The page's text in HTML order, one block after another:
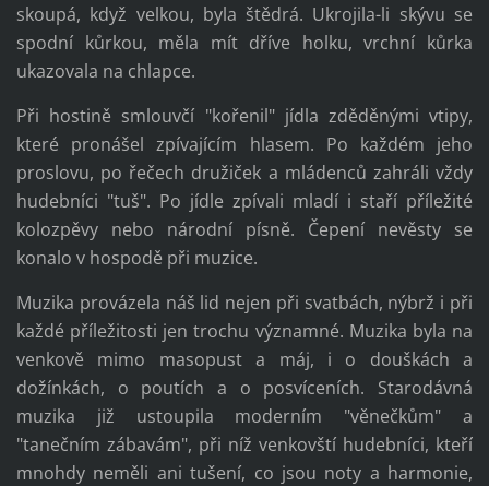
skoupá, když velkou, byla štědrá. Ukrojila-li skývu se
spodní kůrkou, měla mít dříve holku, vrchní kůrka
ukazovala na chlapce.
Při hostině smlouvčí "kořenil" jídla zděděnými vtipy,
které pronášel zpívajícím hlasem. Po každém jeho
proslovu, po řečech družiček a mládenců zahráli vždy
hudebníci "tuš". Po jídle zpívali mladí i staří příležité
kolozpěvy nebo národní písně. Čepení nevěsty se
konalo v hospodě při muzice.
Muzika provázela náš lid nejen při svatbách, nýbrž i při
každé příležitosti jen trochu významné. Muzika byla na
venkově mimo masopust a máj, i o douškách a
dožínkách, o poutích a o posvíceních. Starodávná
muzika již ustoupila moderním "věnečkům" a
"tanečním zábavám", při níž venkovští hudebníci, kteří
mnohdy neměli ani tušení, co jsou noty a harmonie,